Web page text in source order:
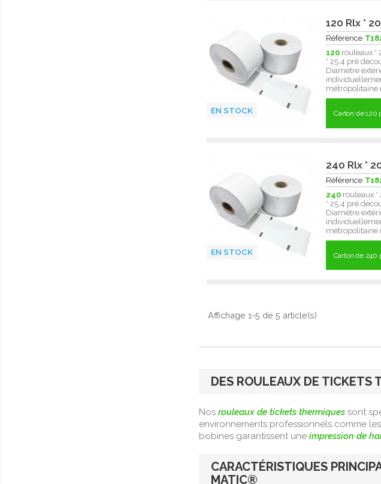
EN STOCK
120 Rlx *
Référence
120 rouleaux *
* 25.4 pré
Diamètre
métropolitaine
Carton de 120
EN STOCK
240 Rlx *
Référence
240 rouleaux
* 25.4 pré
Diamètre
métropolitaine
Carton de 240
Affichage 1-5 de 5 article(s)
DES ROULEAUX DE TICKETS
Nos rouleaux de tickets thermiques sont
environnements professionnels comme
bobines garantissent une impression de
CARACTÉRISTIQUES
MATIC®